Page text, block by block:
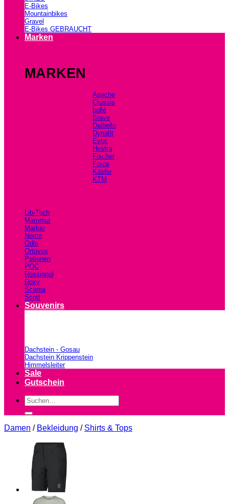
E-Bikes
Mountainbikes
Gravel
E-Bikes GEBRAUCHT
Marken
MARKEN
Apache
Crussis
bollé
Brave
Dalbello
Dynafit
Evoc
Hestra
Fischer
Force
Kästle
KTM
Lib-Tech
Mammut
Marker
Norco
Odlo
Ortovox
Peltonen
POC
Rossignol
Roxy
Scarpa
Scott
Souvenirs
Dachstein - Gosau
Dachstein Krippenstein
Himmelsleiter
Sale
Gutschein
Suchen
nach:
Damen / Bekleidung / Shirts & Tops